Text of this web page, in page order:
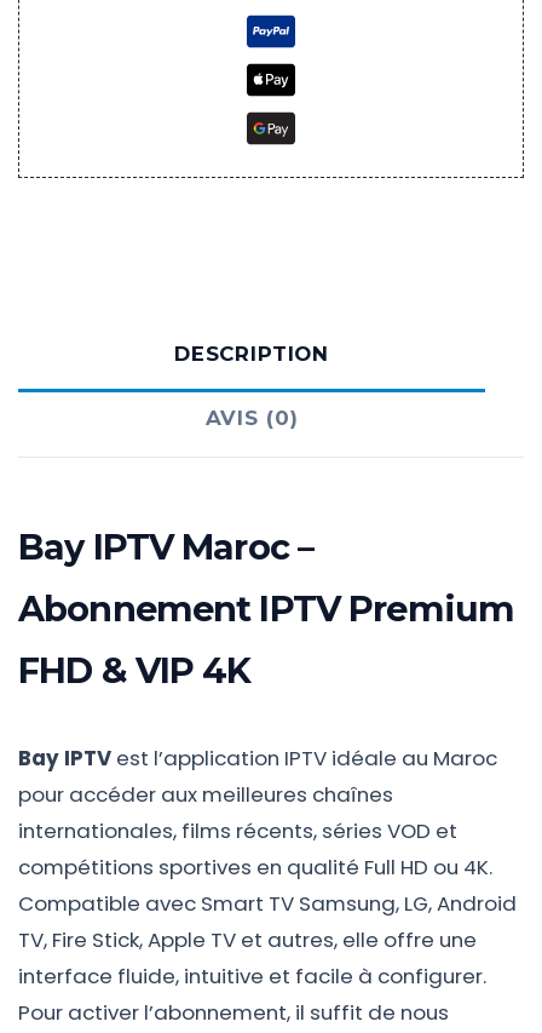
DESCRIPTION
AVIS (0)
Bay IPTV Maroc –
Abonnement IPTV Premium
FHD & VIP 4K
Bay IPTV est l’application IPTV idéale au Maroc
pour accéder aux meilleures chaînes
internationales, films récents, séries VOD et
compétitions sportives en qualité Full HD ou 4K.
Compatible avec Smart TV Samsung, LG, Android
TV, Fire Stick, Apple TV et autres, elle offre une
interface fluide, intuitive et facile à configurer.
Pour activer l’abonnement, il suffit de nous